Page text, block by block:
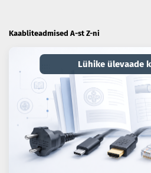
Kaabliteadmised A-st Z-ni
Lühike ülevaade